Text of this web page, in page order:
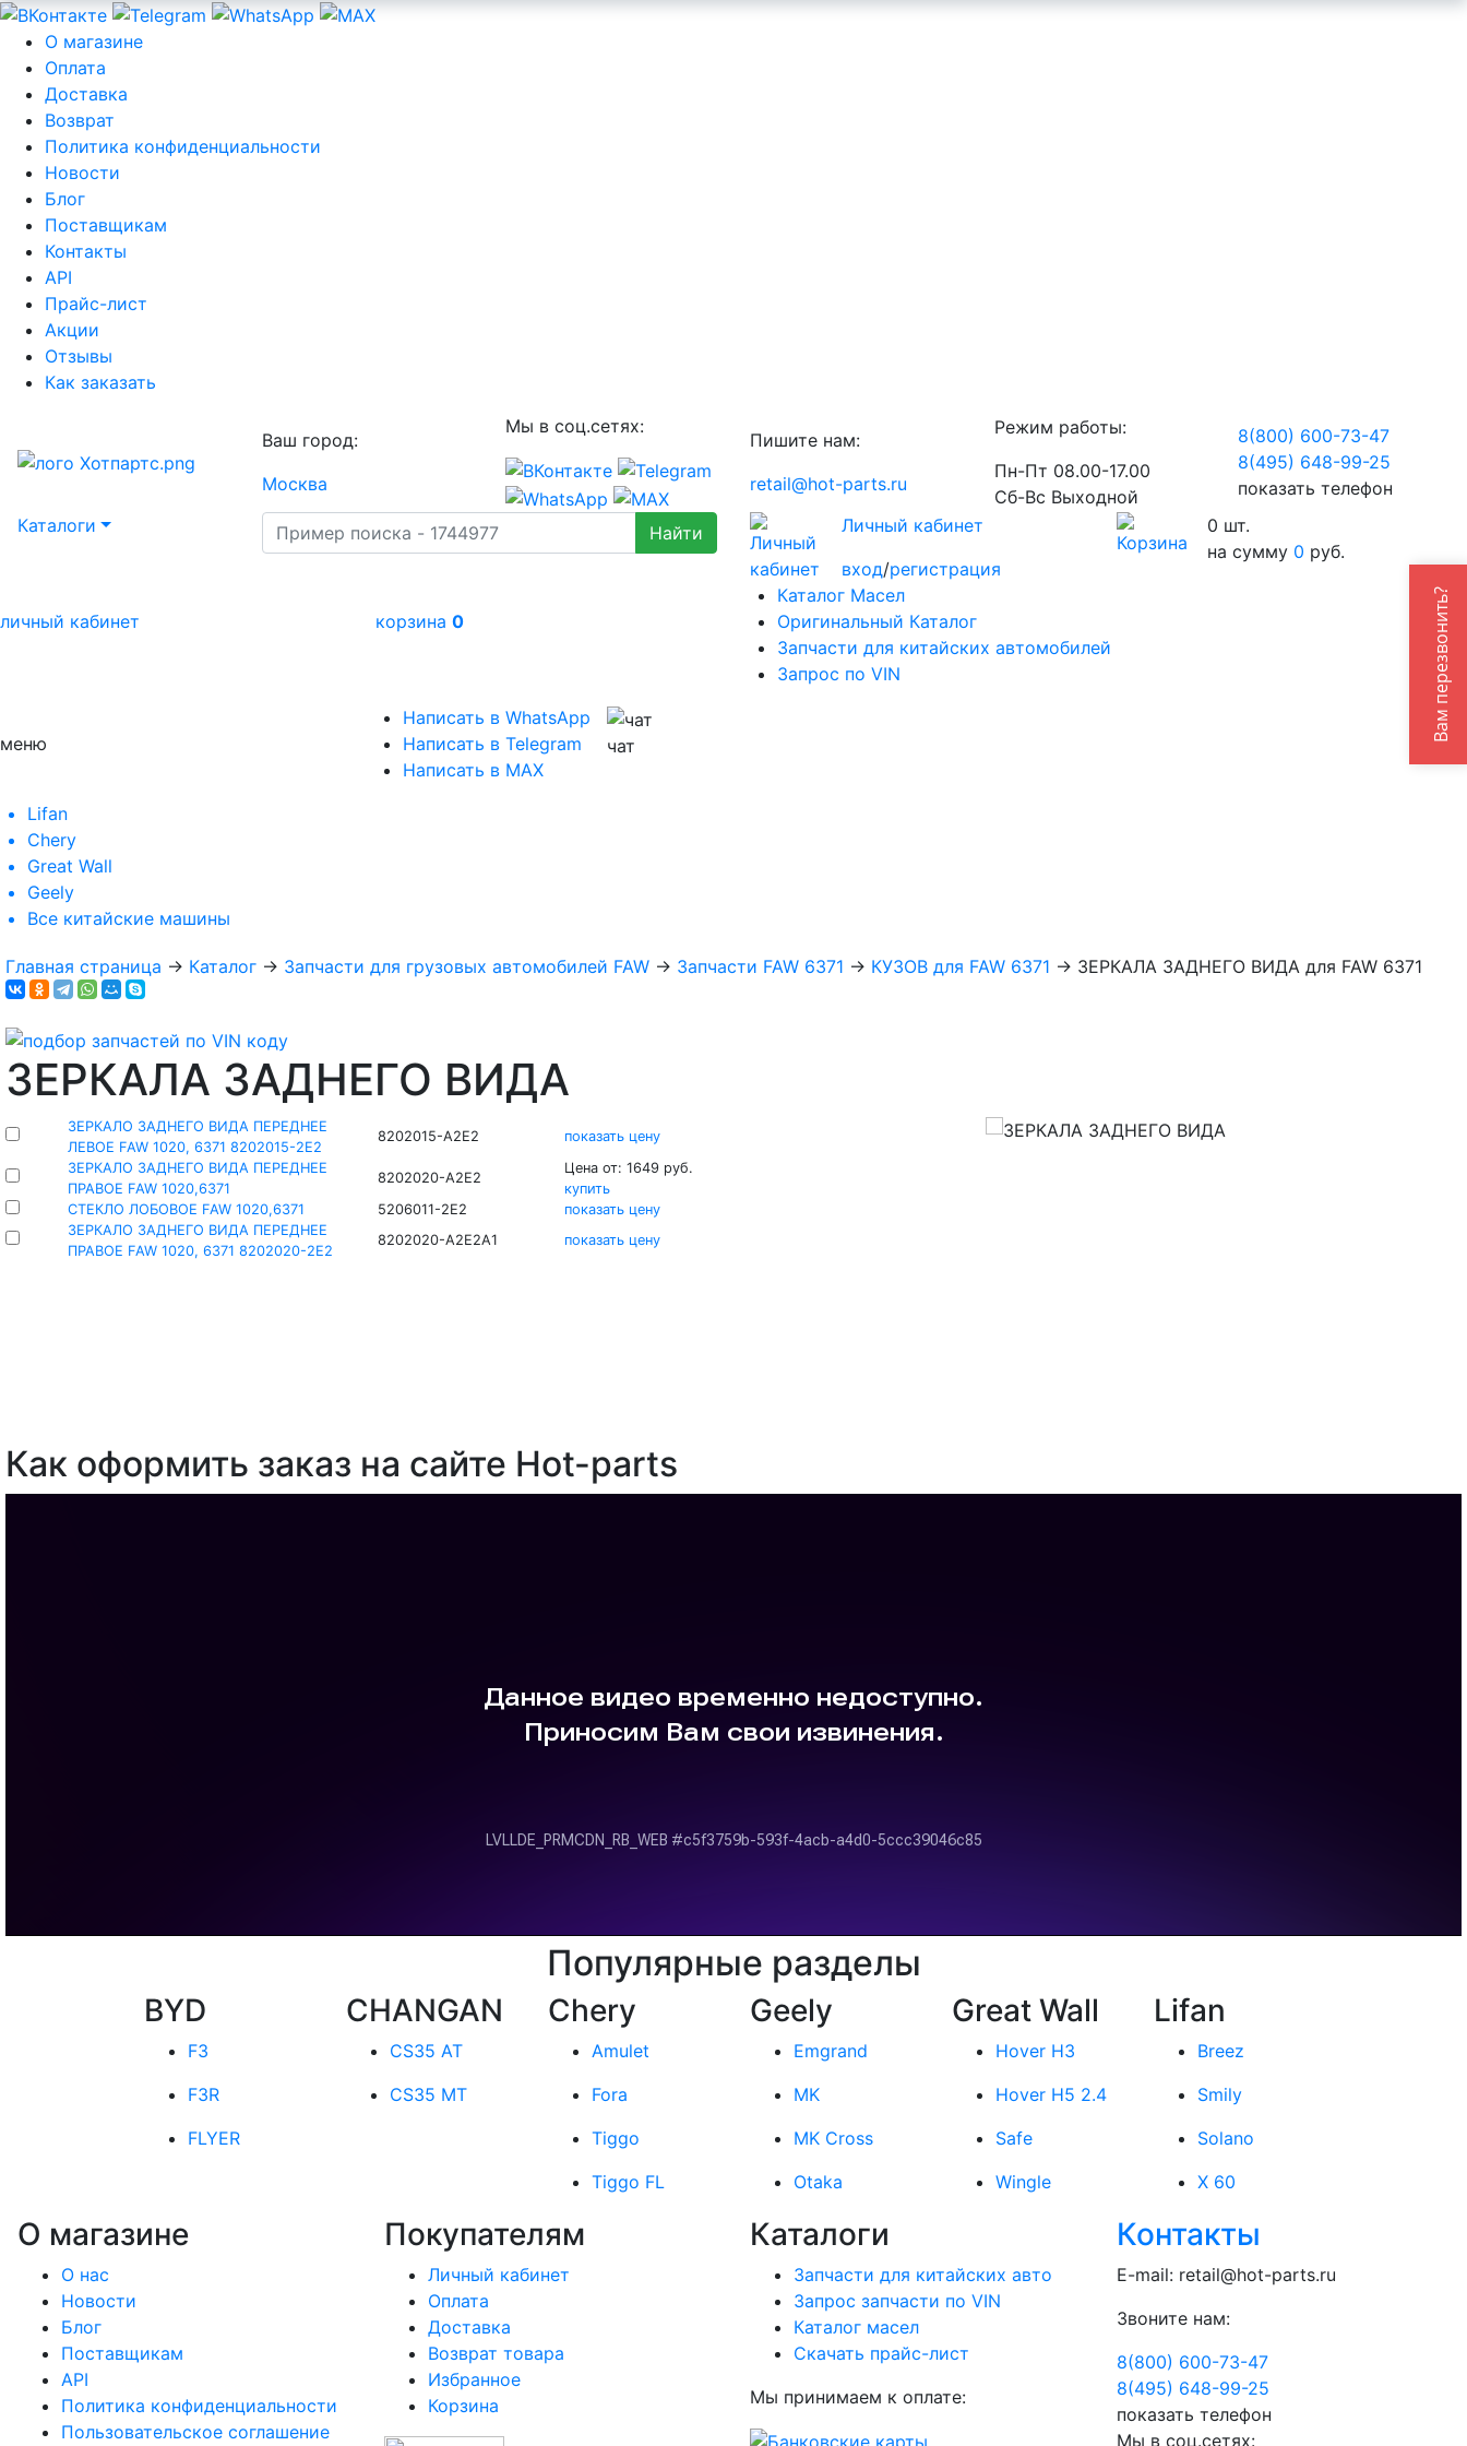
О магазине
Оплата
Доставка
Возврат
Политика конфиденциальности
Новости
Блог
Поставщикам
Контакты
API
Прайс-лист
Акции
Отзывы
Как заказать
Ваш город:
Москва
Мы в соц.сетях:
Пишите нам:
retail@hot-parts.ru
Режим работы:
Пн-Пт 08.00-17.00
Сб-Вс Выходной
8(800) 600-73-47
8(495) 648-99-25
показать телефон
Каталоги
Личный кабинет
вход/регистрация
0 шт.
на сумму 0 руб.
личный кабинет корзина 0
Каталог Масел
Оригинальный Каталог
Запчасти для китайских автомобилей
Запрос по VIN
меню
Написать в WhatsApp
Написать в Telegram
Написать в MAX
чат
Lifan
Chery
Great Wall
Geely
Все китайские машины
Главная страница → Каталог → Запчасти для грузовых автомобилей FAW → Запчасти FAW 6371 → КУЗОВ для FAW 6371 → ЗЕРКАЛА ЗАДНЕГО ВИДА для FAW 6371
ЗЕРКАЛА ЗАДНЕГО ВИДА
ЗЕРКАЛО ЗАДНЕГО ВИДА ПЕРЕДНЕЕ
ЛЕВОЕ FAW 1020, 6371 8202015-2E2
8202015-A2E2
показать цену
ЗЕРКАЛО ЗАДНЕГО ВИДА ПЕРЕДНЕЕ
ПРАВОЕ FAW 1020,6371
8202020-A2E2
Цена от: 1649 руб.
купить
СТЕКЛО ЛОБОВОЕ FAW 1020,6371
5206011-2E2
показать цену
ЗЕРКАЛО ЗАДНЕГО ВИДА ПЕРЕДНЕЕ
ПРАВОЕ FAW 1020, 6371 8202020-2E2
8202020-A2E2A1 показать цену
Как оформить заказ на сайте Hot-parts
Популярные разделы
BYD
F3
F3R
FLYER
CHANGAN
CS35 AT
CS35 MT
Chery
Amulet
Fora
Tiggo
Tiggo FL
Geely
Emgrand
MK
MK Cross
Otaka
Great Wall
Hover H3
Hover H5 2.4
Safe
Wingle
Lifan
Breez
Smily
Solano
X 60
О магазине
О нас
Новости
Блог
Поставщикам
API
Политика конфиденциальности
Пользовательское соглашение
Покупателям
Личный кабинет
Оплата
Доставка
Возврат товара
Избранное
Корзина
Каталоги
Запчасти для китайских авто
Запрос запчасти по VIN
Каталог масел
Скачать прайс-лист
Мы принимаем к оплате:
Контакты
E-mail: retail@hot-parts.ru
Звоните нам:
8(800) 600-73-47
8(495) 648-99-25
показать телефон
Мы в соц.сетях:
Вам перезвонить?